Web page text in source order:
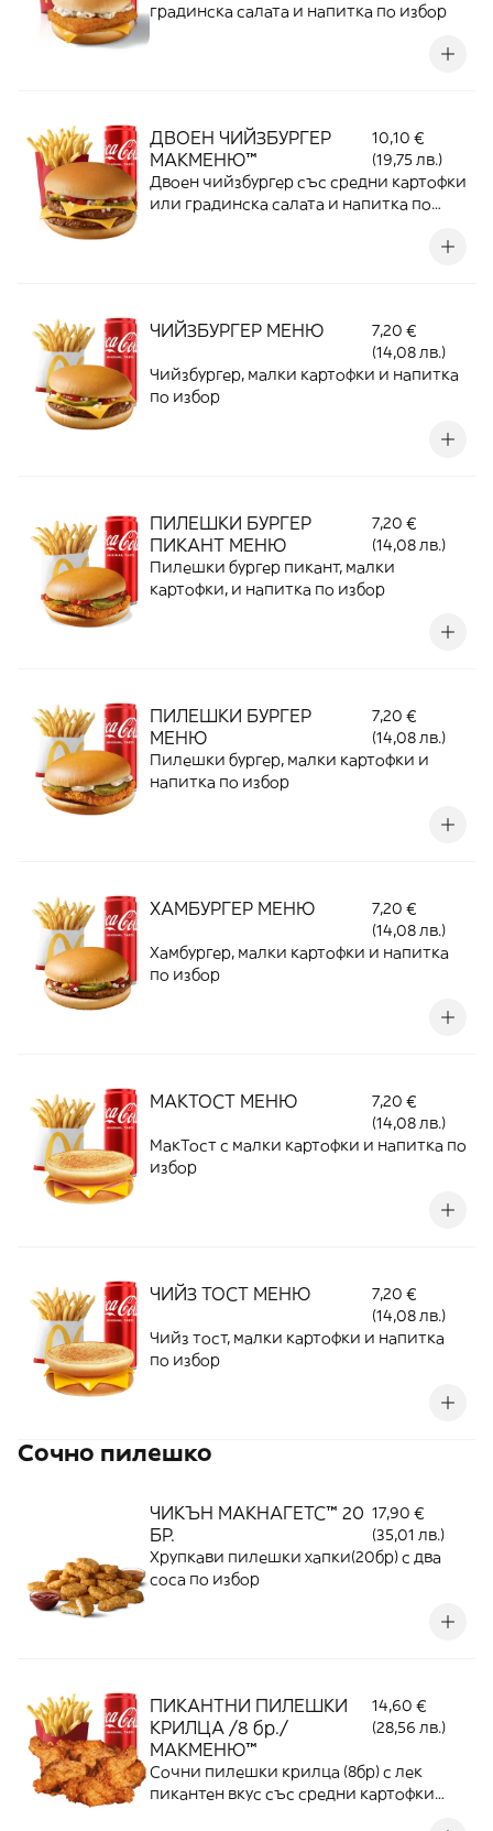
градинска салата и напитка по избор
ДВОЕН ЧИЙЗБУРГЕР
МАКМЕНЮ™
10,10 €
(19,75 лв.)
Двоен чийзбургер със средни картофки
или градинска салата и напитка по
ЧИЙЗБУРГЕР МЕНЮ
7,20 €
(14,08 лв.)
Чийзбургер, малки картофки и напитка
по избор
ПИЛЕШКИ БУРГЕР
ПИКАНТ МЕНЮ
7,20 €
(14,08 лв.)
Пилешки бургер пикант, малки
картофки, и напитка по избор
ПИЛЕШКИ БУРГЕР
МЕНЮ
7,20 €
(14,08 лв.)
Пилешки бургер, малки картофки и
напитка по избор
ХАМБУРГЕР МЕНЮ
7,20 €
(14,08 лв.)
Xамбургер, малки картофки и напитка
по избор
МАКТОСТ МЕНЮ
7,20 €
(14,08 лв.)
МакТост с малки картофки и напитка по
избор
ЧИЙЗ ТОСТ МЕНЮ
7,20 €
(14,08 лв.)
Чийз тост, малки картофки и напитка
по избор
Сочно пилешко
ЧИКЪН МАКНАГЕТС™ 20
БР.
17,90 €
(35,01 лв.)
Хрупкави пилешки хапки(20бр) с два
соса по избор
ПИКАНТНИ ПИЛЕШКИ
КРИЛЦА /8 бр./
МАКМЕНЮ™
14,60 €
(28,56 лв.)
Сочни пилешки крилца (8бр) с лек
пикантен вкус със средни картофки